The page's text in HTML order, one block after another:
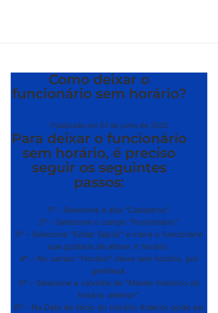
Como deixar o
funcionário sem horário?
Publicado em 07 de julho de 2025
Para deixar o funcionário
sem horário, é preciso
seguir os seguintes
passos:
1º – Selecione a aba “Cadastros”.
2º – Selecione o campo “Funcionário”.
3º – Selecione “Editar (lápis)” e insira o funcionário
que gostaria de alterar o horário.
4º – No campo “Horário” deixe sem horário, por
gentileza.
5º – Selecione a caixinha de “Manter histórico do
horário anterior”.
6º – Na Data de Início do Horário Anterior pode ser